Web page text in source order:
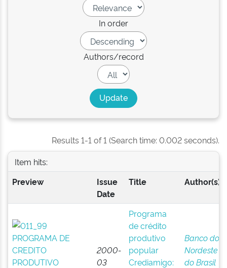
In order
Authors/record
Results 1-1 of 1 (Search time: 0.002 seconds).
Item hits:
Preview
Issue
Date
Title Author(s)
2000-
03
Programa
de crédito
produtivo
popular
Crediamigo:
Banco do
Nordeste
do Brasil